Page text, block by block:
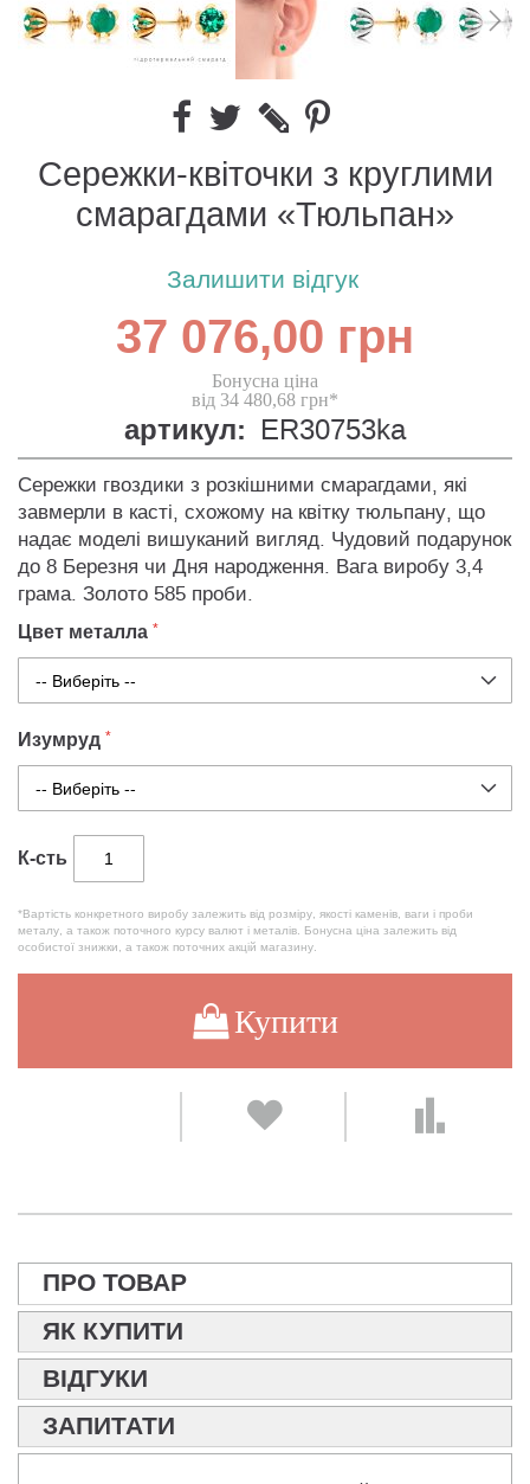
Сережки-квіточки з круглими
смарагдами «Тюльпан»
Залишити відгук
37 076,00 грн
Бонусна ціна
від 34 480,68 грн*
артикул: ER30753ka
Сережки гвоздики з розкішними смарагдами, які
завмерли в касті, схожому на квітку тюльпану, що
надає моделі вишуканий вигляд. Чудовий подарунок
до 8 Березня чи Дня народження. Вага виробу 3,4
грама. Золото 585 проби.
Цвет металла
Изумруд
К-сть
*Вартість конкретного виробу залежить від розміру, якості каменів, ваги і проби
металу, а також поточного курсу валют і металів. Бонусна ціна залежить від
особистої знижки, а також поточних акцій магазину.
Купити
ПРО ТОВАР
ЯК КУПИТИ
ВІДГУКИ
ЗАПИТАТИ